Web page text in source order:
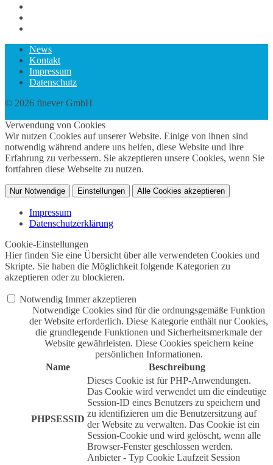
News
Kontakt
Impressum
Datenschutz
© 2026 finever GmbH
Verwendung von Cookies
Wir nutzen Cookies auf unserer Website. Einige von ihnen sind
notwendig während andere uns helfen, diese Website und Ihre
Erfahrung zu verbessern. Sie akzeptieren unsere Cookies, wenn Sie
fortfahren diese Webseite zu nutzen.
Nur Notwendige Einstellungen Alle Cookies akzeptieren
Impressum
Datenschutzerklärung
Cookie-Einstellungen
Hier finden Sie eine Übersicht über alle verwendeten Cookies und
Skripte. Sie haben die Möglichkeit folgende Kategorien zu
akzeptieren oder zu blockieren.
Notwendig Immer akzeptieren
Notwendige Cookies sind für die ordnungsgemäße Funktion
der Website erforderlich. Diese Kategorie enthält nur Cookies,
die grundlegende Funktionen und Sicherheitsmerkmale der
Website gewährleisten. Diese Cookies speichern keine
persönlichen Informationen.
Name
Beschreibung
PHPSESSID
Dieses Cookie ist für PHP-Anwendungen.
Das Cookie wird verwendet um die eindeutige
Session-ID eines Benutzers zu speichern und
zu identifizieren um die Benutzersitzung auf
der Website zu verwalten. Das Cookie ist ein
Session-Cookie und wird gelöscht, wenn alle
Browser-Fenster geschlossen werden.
Anbieter - Typ Cookie Laufzeit Session